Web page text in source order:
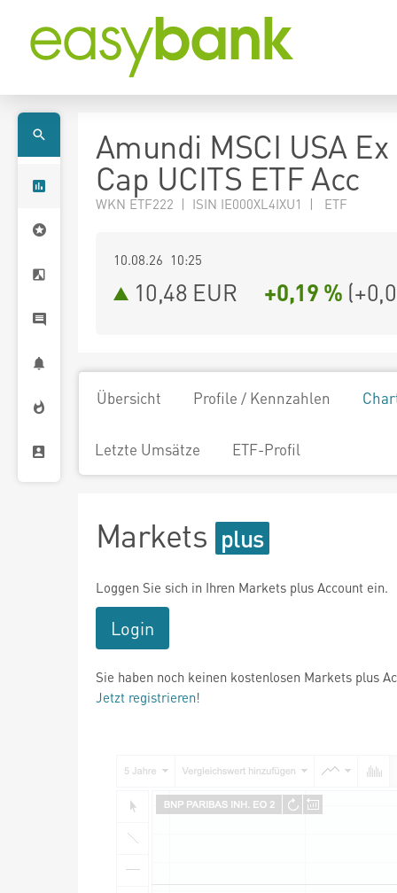
Amundi MSCI USA
Cap UCITS ETF Acc
WKN ETF222 | ISIN IE000XL4IXU1 | ETF
10.08.26 10:25
10,48 EUR +0,19 % (
Übersicht Profile / Kennzahlen
Letzte Umsätze ETF-Profil
Markets
Loggen Sie sich in Ihren Markets plus Account ein.
Login
Sie haben noch keinen kostenlosen Markets plus
Jetzt registrieren!